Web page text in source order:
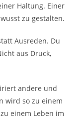
Haltung. Einer
zu gestalten.
Ausreden. Du
aus Druck,
andere und
wird so zu einem
einem Leben im